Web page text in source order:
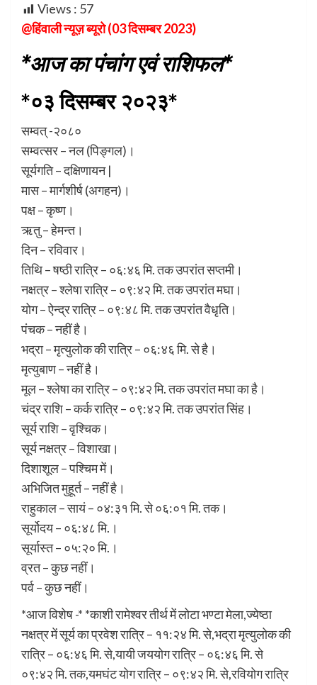
Views : 57
@हिंवाली न्यूज़ ब्यूरो (03 दिसम्बर 2023)
*आज का पंचांग एवं राशिफल*
*०३ दिसम्बर २०२३*
सम्वत् -२०८०
सम्वत्सर – नल (पिङ्गल)।
सूर्यगति – दक्षिणायन |
मास – मार्गशीर्ष (अगहन)।
पक्ष – कृष्ण।
ऋतु – हेमन्त।
दिन – रविवार।
तिथि – षष्ठी रात्रि – ०६:४६ मि. तक उपरांत सप्तमी।
नक्षत्र – श्लेषा रात्रि – ०९:४२ मि. तक उपरांत मघा।
योग – ऐन्द्र रात्रि – ०९:४८ मि. तक उपरांत वैधृति।
पंचक – नहीं है।
भद्रा – मृत्युलोक की रात्रि – ०६:४६ मि. से है।
मृत्युबाण – नहीं है।
मूल – श्लेषा का रात्रि – ०९:४२ मि. तक उपरांत मघा का है।
चंद्र राशि – कर्क रात्रि – ०९:४२ मि. तक उपरांत सिंह।
सूर्य राशि – वृश्चिक।
सूर्य नक्षत्र – विशाखा।
दिशाशूल – पश्चिम में।
अभिजित मुहूर्त – नहीं है।
राहुकाल – सायं – ०४:३१ मि. से ०६:०१ मि. तक।
सूर्योदय – ०६:४८ मि.।
सूर्यास्त – ०५:२० मि.।
व्रत – कुछ नहीं।
पर्व – कुछ नहीं।
*आज विशेष -* *काशी रामेश्वर तीर्थ में लोटा भण्टा मेला,ज्येष्ठा
नक्षत्र में सूर्य का प्रवेश रात्रि – ११:२४ मि. से,भद्रा मृत्युलोक की
रात्रि – ०६:४६ मि. से,यायी जययोग रात्रि – ०६:४६ मि. से
०९:४२ मि. तक,यमघंट योग रात्रि – ०९:४२ मि. से,रवियोग रात्रि